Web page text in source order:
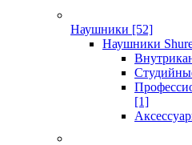
Наушники [52]
Наушники
[1]